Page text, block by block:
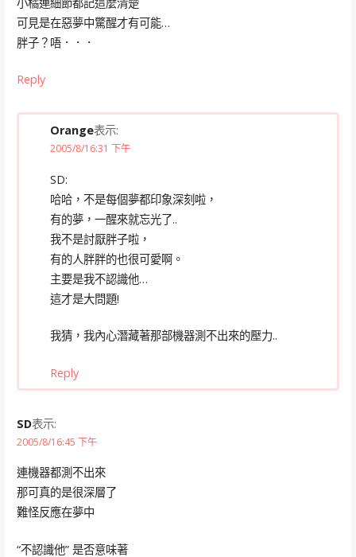
可見是在惡夢中驚醒才有可能…
胖子？唔．．．
Reply
Orange表示:
2005/8/16:31 下午
SD:
哈哈，不是每個夢都印象深刻啦，
有的夢，一醒來就忘光了..
我不是討厭胖子啦，
有的人胖胖的也很可愛啊。
主要是我不認識他…
這才是大問題!
我猜，我內心潛藏著那部機器測不出來的壓力..
Reply
SD表示:
2005/8/16:45 下午
連機器都測不出來
那可真的是很深層了
難怪反應在夢中
“不認識他” 是否意味著